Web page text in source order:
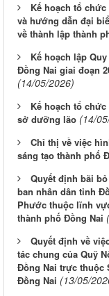
Kế hoạch tổ
và hướng dẫn đại
về thành lập thành
Kế hoạch lập
Đồng Nai giai đoạn
(14/05/2026)
Kế hoạch tổ
sở dưỡng lão (14/
Chỉ thị về việc
sáng tạo thành phố
Quyết định bãi
ban nhân dân tỉnh
Phước thuộc lĩnh
thành phố Đồng Nai
Quyết định về
tác chung của Quỹ
Đồng Nai trực thuộc
Đồng Nai (13/05/